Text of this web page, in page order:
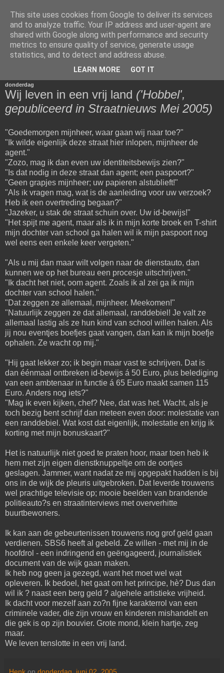
Het Woord van Henk
Voor diegenen die van mijn mening en schrijfsels gediend
donderdag
Wij leven in een vrij land ('Hobbel',
gepubliceerd in Straatnieuws Mei 2005)
"Goedemorgen mijnheer, waar gaan wij naar toe?"
"Ik wilde eigenlijk deze straat hier inlopen, mijnheer de
agent."
"Zozo, mag ik dan even uw identiteitsbewijs zien?"
"Is dat nodig in deze straat dan agent; een paspoort?"
"Geen grapjes mijnheer; uw papieren alstublieft!"
"Als ik vragen mag, wat is de aanleiding voor uw verzoek?
Heb ik een overtreding begaan?"
"Jazeker, u stak de straat schuin over. Uw id-bewijs!"
"Het spijt me agent, maar als ik in mijn korte broek en T-shirt
mijn dochter van school ga halen wil ik mijn paspoort nog
wel eens een enkele keer vergeten."
"Als u mij dan maar wilt volgen naar de dienstauto, dan
kunnen we op het bureau een procesje uitschrijven."
"Ik dacht het niet, oom agent. Zoals ik al zei ga ik mijn
dochter van school halen."
"Dat zeggen ze allemaal, mijnheer. Meekomen!"
"Natuurlijk zeggen ze dat allemaal, randdebiel! Je valt ze
allemaal lastig als ze hun kind van school willen halen. Als
jij nou eventjes boefjes gaat vangen, dan kan ik mijn boefje
ophalen. Ze wacht op mij."
"Hij gaat lekker zo; ik begin maar vast te schrijven. Dat is
dan éénmaal ontbreken id-bewijs á 50 Euro, plus belediging
van een ambtenaar in functie á 65 Euro maakt samen 115
Euro. Anders nog iets?"
"Mag ik even kijken, chef? Nee, dat was het. Wacht, als je
toch bezig bent schrijf dan meteen even door: molestatie van
een randdebiel. Wat kost dat eigenlijk, molestatie en krijg ik
korting met mijn bonuskaart?"
Het is natuurlijk niet goed te praten hoor, maar toen heb ik
hem met zijn eigen dienstknuppeltje om de oortjes
geslagen. Jammer, want nadat ze mij opgepakt hadden is bij
ons in de wijk de pleuris uitgebroken. Dat leverde trouwens
wel prachtige televisie op; mooie beelden van brandende
politieauto?s en straatinterviews met oververhitte
buurtbewoners.
Ik kan aan de gebeurtenissen trouwens nog grof geld gaan
verdienen. SBS6 heeft al gebeld. Ze willen - met mij in de
hoofdrol - een indringend en geëngageerd, journalistiek
document van de wijk gaan maken.
Ik heb nog geen ja gezegd, want het moet wel wat
opleveren. Ik bedoel, het gaat om het principe, hè? Dus dan
wil ik ? naast een berg geld ? algehele artistieke vrijheid.
Ik dacht voor mezelf aan zo?n fijne karakterrol van een
criminele vader, die zijn vrouw en kinderen mishandelt en
die gek is op zijn bouvier. Grote mond, klein hartje, zeg
maar.
We leven tenslotte in een vrij land.
Henk op donderdag, juni 02, 2005
This site uses cookies from Google to deliver its services
and to analyze traffic. Your IP address and user-agent are
shared with Google along with performance and security
metrics to ensure quality of service, generate usage
statistics, and to detect and address abuse.
LEARN MORE GOT IT